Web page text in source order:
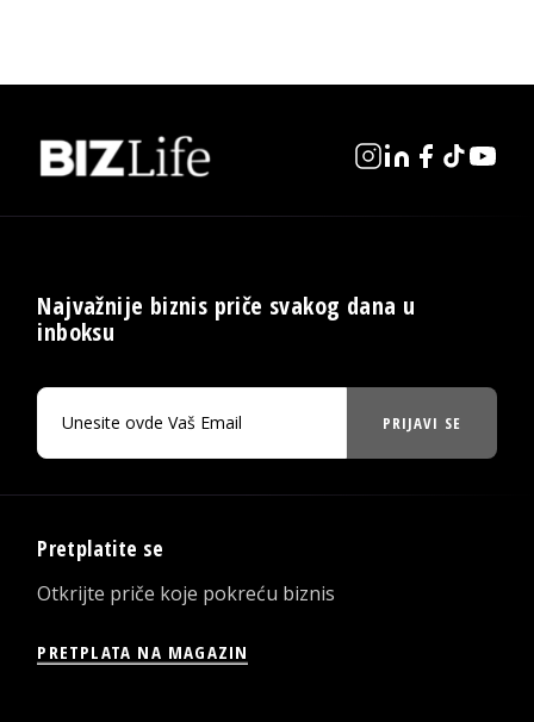
Najvažnije biznis priče svakog dana u
inboksu
PRIJAVI SE
Pretplatite se
Otkrijte priče koje pokreću biznis
PRETPLATA NA MAGAZIN